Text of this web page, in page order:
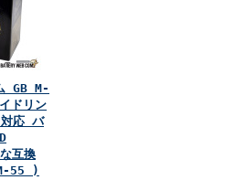
GB M-
ドリン
応 バ
互換
55 )